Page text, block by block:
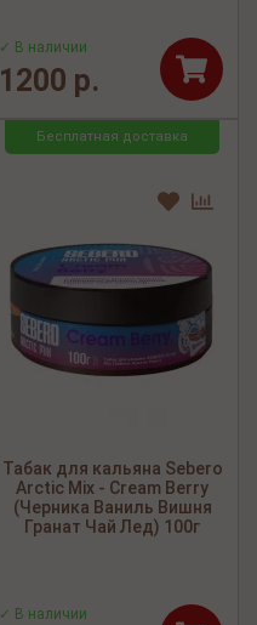
✓ В наличии
1200 р.
Бесплатная доставка
Табак для кальяна Sebero
Arctic Mix - Cream Berry
(Черника Ваниль Вишня
Гранат Чай Лед) 100г
✓ В наличии